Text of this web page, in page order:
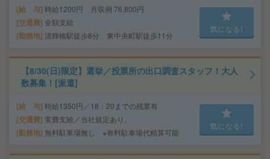
給 与 時給1200円 月収例 76,800円
交通費 全額支給
勤務地 清輝橋駅徒歩8分、東中央町駅徒歩11分
気になる!
【8/30(日)限定】選挙／投票所の出口調査スタッフ！大人
数募集！[派遣]
給 与 時給1350円／18：20までの残業有
交通費 実費支給／当社規定あり。
勤務地 無料駐車場無し ※有料駐車場代精算可能
気になる!